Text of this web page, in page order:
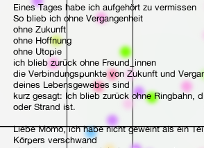
Eines Tages habe ich aufgehört zu vermissen
So blieb ich ohne Vergangenheit
ohne Zukunft
ohne Hoffnung
ohne Utopie
ich blieb zurück ohne Freund_innen
die Verbindungspunkte von Zukunft und
deines Lebensgewebes sind
kurz gesagt: Ich blieb zurück ohne Ringbahn,
oder Strand ist.
Liebe Momo, ich habe nicht geweint als ein
Körpers verschwand